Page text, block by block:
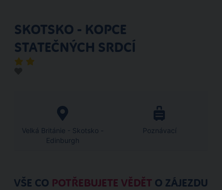
SKOTSKO - KOPCE
STATEČNÝCH SRDCÍ
Velká Británie - Skotsko -
Edinburgh
Poznávací
VŠE CO POTŘEBUJETE VĚDĚT O ZÁJEZDU